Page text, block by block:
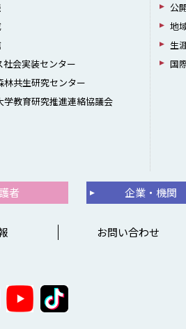
社会実装センター
林共生研究センター
学教育研究推進連絡協議会
公
地
生
国
者 企業・機関
お問い合わせ